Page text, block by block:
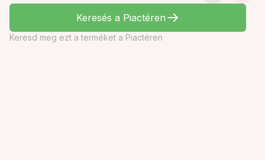
Keresés a Piactéren
Keresd meg ezt a terméket a Piactéren